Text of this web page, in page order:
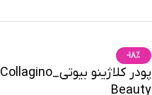
-18%
پودر کلاژینو بیوتی_Collagino
Beauty